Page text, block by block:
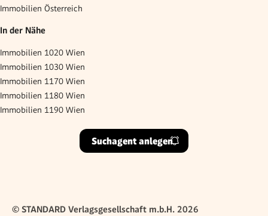
Immobilien Österreich
In der Nähe
Immobilien 1020 Wien
Immobilien 1030 Wien
Immobilien 1170 Wien
Immobilien 1180 Wien
Immobilien 1190 Wien
Suchagent anlegen
© STANDARD Verlagsgesellschaft m.b.H. 2026